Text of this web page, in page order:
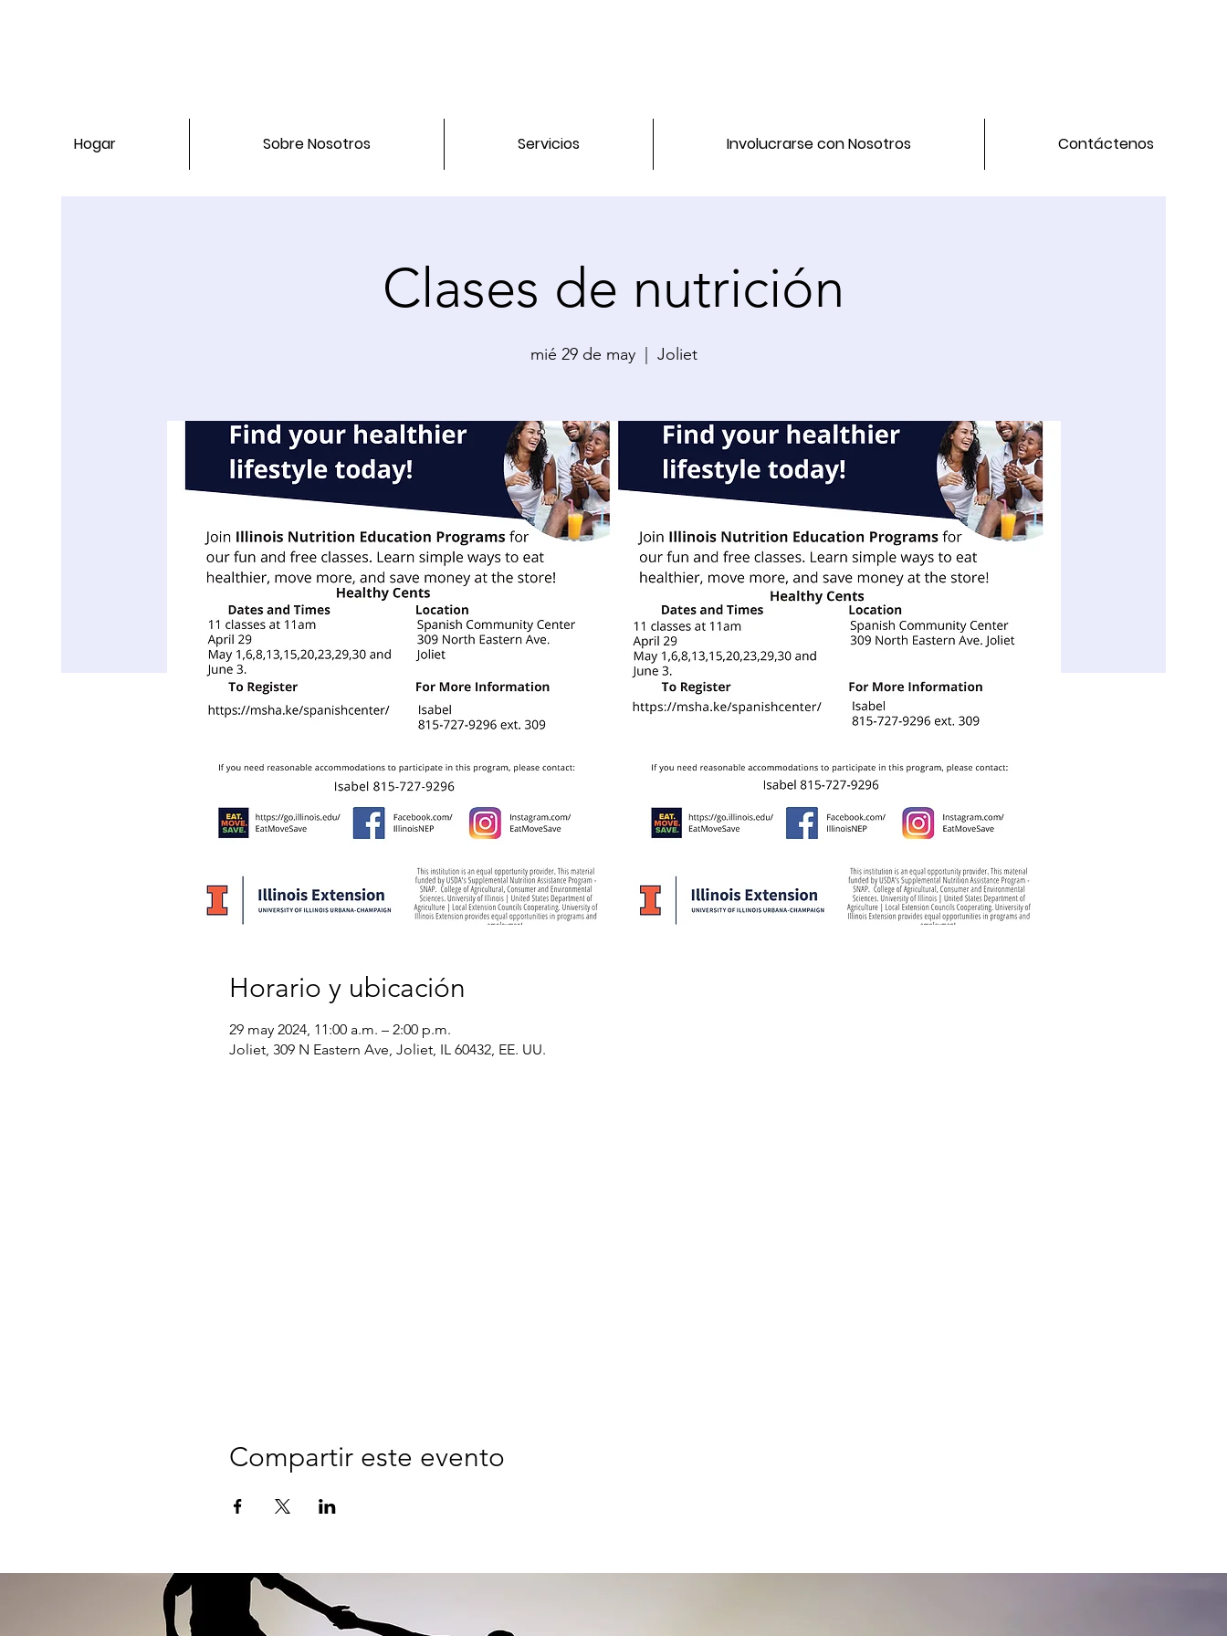
Hogar Sobre Nosotros Servicios Involucrarse con Nosotros Contáctenos
Clases de nutrición
mié 29 de may
  |
Joliet
Horario y ubicación
29 may 2024, 11:00 a.m. – 2:00 p.m.
Joliet, 309 N Eastern Ave, Joliet, IL 60432, EE. UU.
Compartir este evento